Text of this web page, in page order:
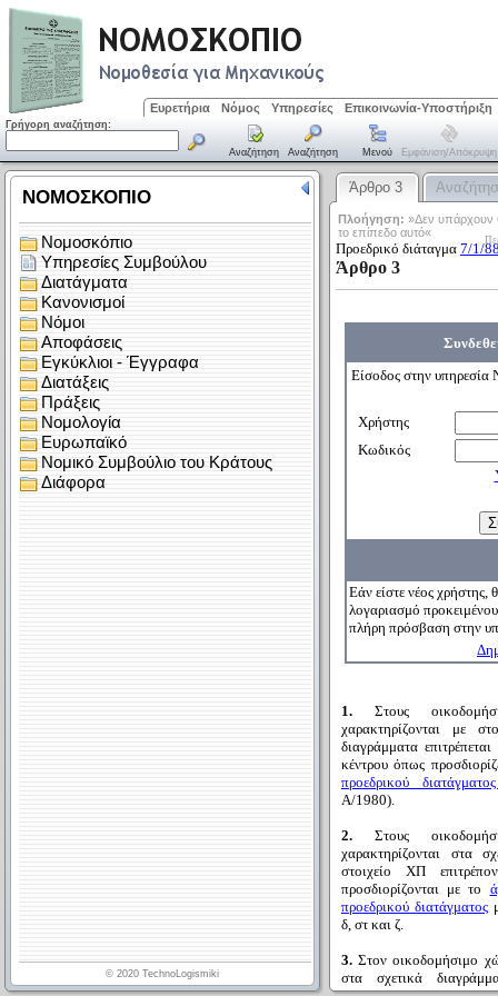
Ευρετήρια Νόμος Υπηρεσίες Επικοινωνία-Υποστήριξη
Γρήγορη αναζήτηση:
Αναζήτηση Αναζήτηση Μενού Εμφάνιση/απόκρυψη
Άρθρο 3